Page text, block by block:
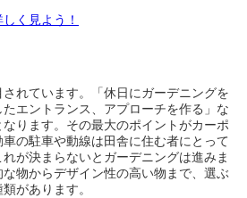
く見よう！
されています。「休日にガーデニングを
エントランス、アプローチを作る」な
ります。その最大のポイントがカーポ
の駐車や動線は田舎に住む者にとって
が決まらないとガーデニングは進みま
物からデザイン性の高い物まで、選ぶ
があります。